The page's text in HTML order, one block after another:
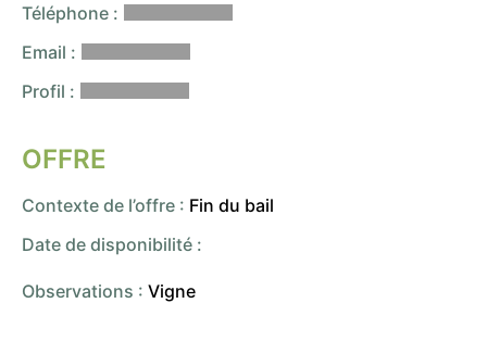
Téléphone :
Email :
Profil :
OFFRE
Contexte de l’offre : Fin du bail
Date de disponibilité :
Observations : Vigne